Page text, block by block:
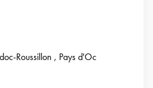
Roussillon , Pays d'Oc